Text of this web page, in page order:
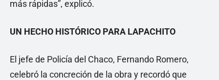
más rápidas”, explicó.
UN HECHO HISTÓRICO PARA LAPACHITO
El jefe de Policía del Chaco, Fernando Romero,
celebró la concreción de la obra y recordó que